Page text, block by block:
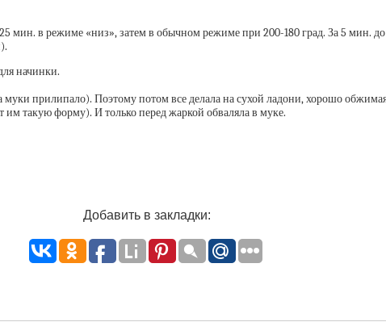
мин. в режиме «низ», затем в обычном режиме при 200-180 град. За 5 мин.
начинки.
прилипало). Поэтому потом все делала на сухой ладони, хорошо
такую форму). И только перед жаркой обваляла в муке.
Добавить в закладки: